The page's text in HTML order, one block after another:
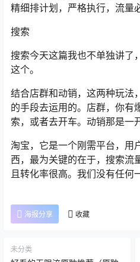
精细排计划，严格执行，流量
搜索
搜索今天这篇我也不单独讲了
这个。
结合店群和动销，这两种玩法
的手段去运用的。店群，你有
索，或者去开车。动销那是一
淘宝，它是一个刚需平台，用
西，最为关键的在于，搜索流
且转化率很高。我们没有任何
海报分享 收藏
未分类